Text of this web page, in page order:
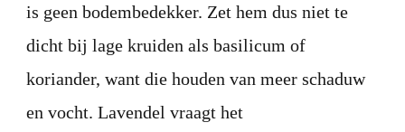
is geen bodembedekker. Zet hem dus niet te
dicht bij lage kruiden als basilicum of
koriander, want die houden van meer schaduw
en vocht. Lavendel vraagt het